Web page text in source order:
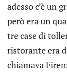
adesso c’è un
però era un
tre case di
ristorante era
chiamava